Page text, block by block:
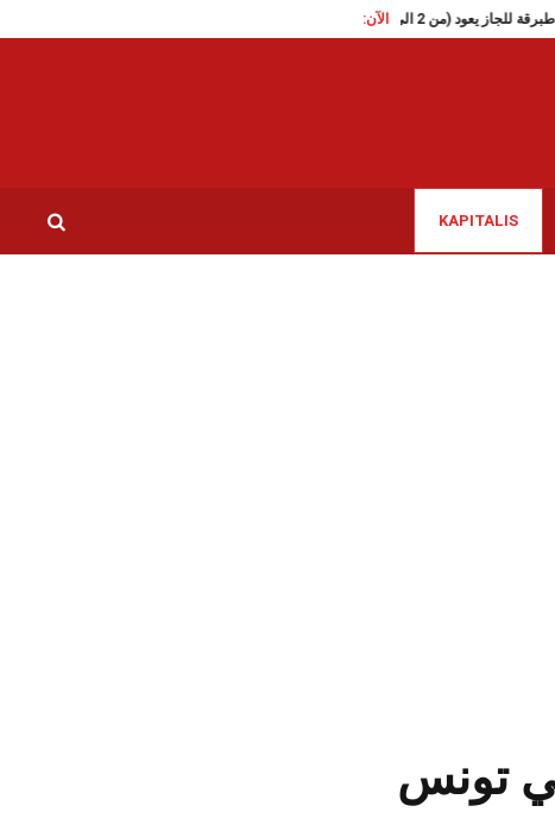
الآن:
KAPITALIS
تونس